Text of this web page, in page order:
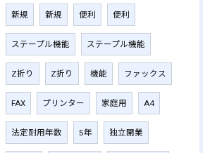
新規 新規 便利 便利
ステープル機能 ステープル機能
Z折り Z折り 機能 ファックス
FAX プリンター 家庭用 A4
法定耐用年数 5年 独立開業